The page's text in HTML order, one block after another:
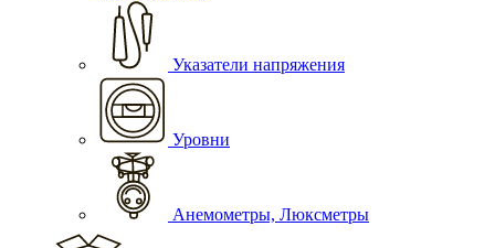
Указатели напряжения
Уровни
Анемометры, Люксметры